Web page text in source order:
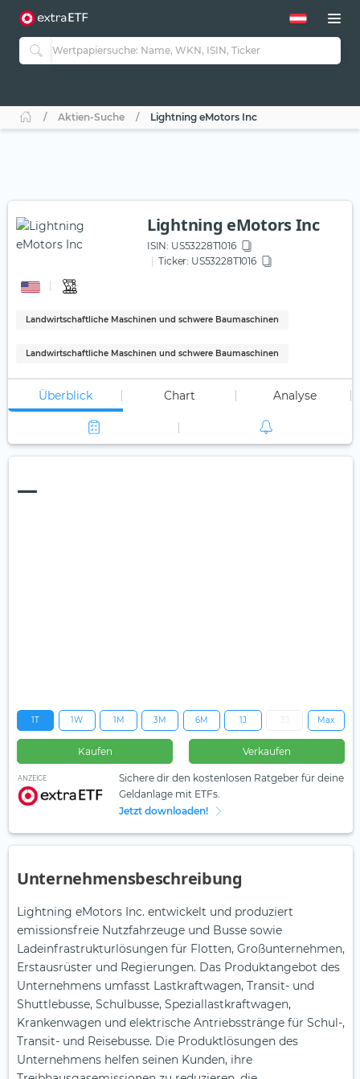
Aktien-Suche Lightning eMotors Inc
Lightning eMotors Inc
ISIN: US53228T1016
Ticker: US53228T1016
Landwirtschaftliche Maschinen und schwere Baumaschinen
Landwirtschaftliche Maschinen und schwere Baumaschinen
Überblick Chart Analyse
—
1T 1W 1M 3M 6M 1J Max
Kaufen Verkaufen
ANZEIGE
Sichere dir den kostenlosen Ratgeber für deine
Geldanlage mit ETFs.
Jetzt downloaden!
Unternehmensbeschreibung
Lightning eMotors Inc. entwickelt und produziert
emissionsfreie Nutzfahrzeuge und Busse sowie
Ladeinfrastrukturlösungen für Flotten, Großunternehmen,
Erstausrüster und Regierungen. Das Produktangebot des
Unternehmens umfasst Lastkraftwagen, Transit- und
Shuttlebusse, Schulbusse, Speziallastkraftwagen,
Krankenwagen und elektrische Antriebsstränge für Schul-,
Transit- und Reisebusse. Die Produktlösungen des
Unternehmens helfen seinen Kunden, ihre